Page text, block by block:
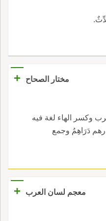
مختار الصحاح
+
وكسر الهاء لغة فيه
دَرَاهِمُ وجمع
معجم لسان العرب
+